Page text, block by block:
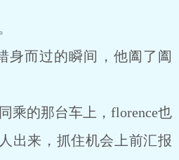
而过的瞬间，他阖了阖
的那台车上，florence也
出来，抓住机会上前汇报